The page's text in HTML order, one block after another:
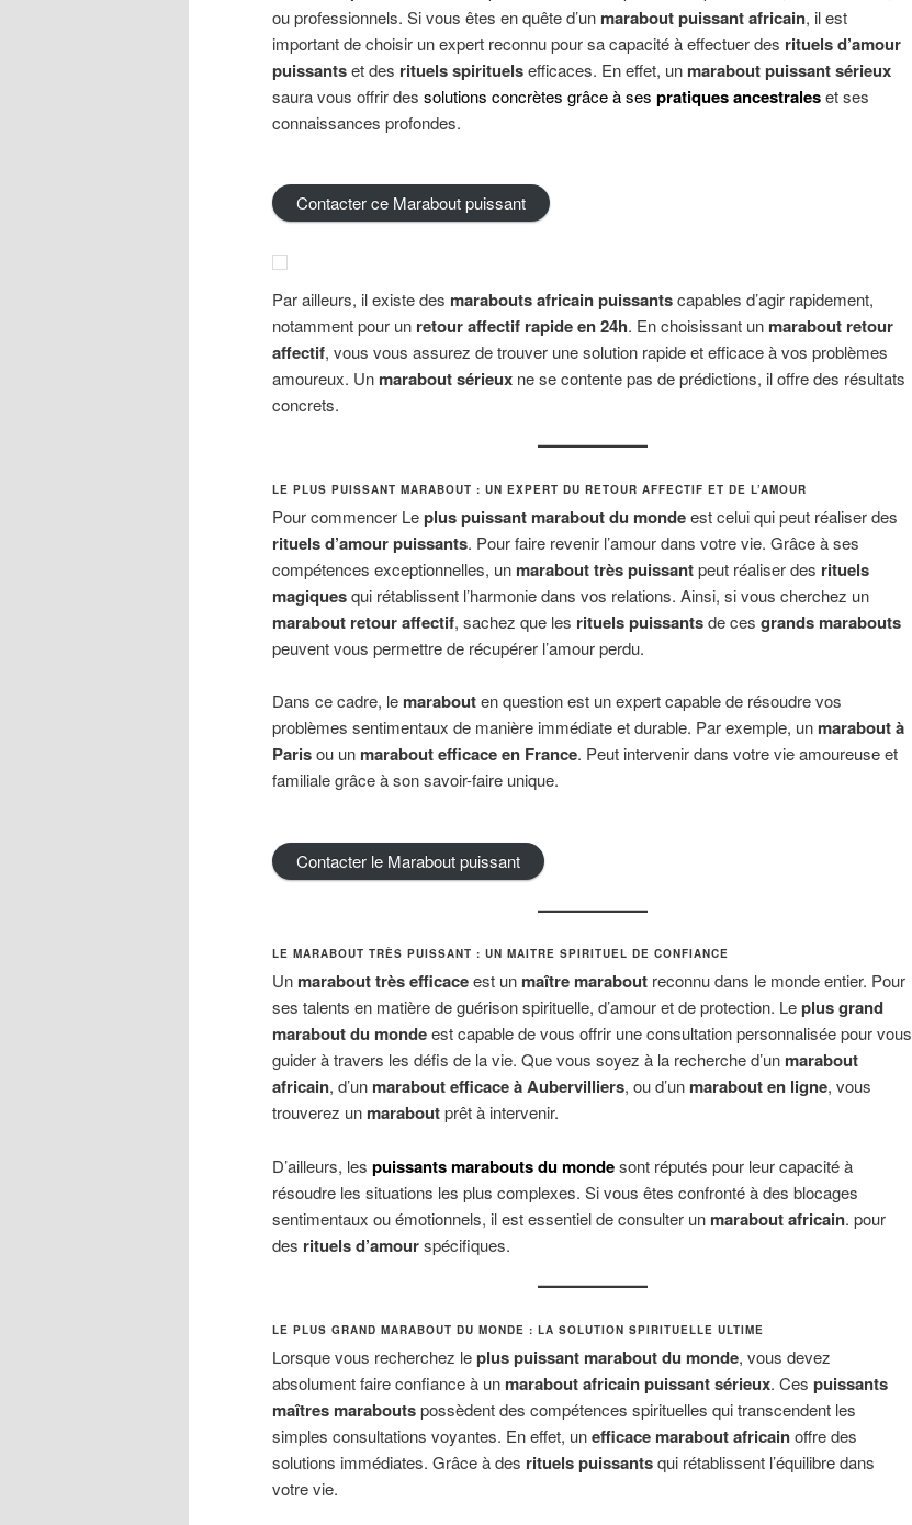
ou professionnels. Si vous êtes en quête d’un marabout puissant africain, il est
important de choisir un expert reconnu pour sa capacité à effectuer des rituels d’amour
puissantset des rituels spirituelsefficaces. En effet, un marabout puissant sérieux
saura vous offrir des solutions concrètes grâce à ses pratiques ancestraleset ses
connaissances profondes.
Contacter ce Marabout puissant
Par ailleurs, il existe des maraboutsafricainpuissantscapables d’agir rapidement,
notamment pour un retour affectif rapide en 24h. En choisissant un marabout retour
affectif, vous vous assurez de trouver une solution rapide et efficace à vos problèmes
amoureux. Un marabout sérieux ne se contente pas de prédictions, il offre des résultats
concrets.
LE PLUS PUISSANT MARABOUT : UN EXPERT DU RETOUR AFFECTIF ET DE L’AMOUR
Pour commencer Leplus puissant marabout du mondeest celui qui peut réaliser des
rituels d’amour puissants. Pour faire revenir l’amour dans votre vie. Grâce à ses
compétences exceptionnelles, un marabout très puissantpeut réaliser des rituels
magiquesqui rétablissent l’harmonie dans vos relations. Ainsi, si vous cherchez un
marabout retour affectif, sachez que les rituels puissantsde ces grands marabouts
peuvent vous permettre de récupérer l’amour perdu.
Dans ce cadre, le marabouten question est un expert capable de résoudre vos
problèmes sentimentaux de manière immédiate et durable. Par exemple, un marabout à
Parisou un marabout efficace en France. Peut intervenir dans votre vie amoureuse et
familiale grâce à son savoir-faire unique.
Contacter le Marabout puissant
LE MARABOUT TRÈS PUISSANT : UN MAITRE SPIRITUEL DE CONFIANCE
Un marabout très efficaceest un maître marabout reconnu dans le monde entier. Pour
ses talents en matière de guérison spirituelle, d’amour et de protection. Leplus grand
marabout du mondeest capable de vous offrir une consultation personnalisée pour vous
guider à travers les défis de la vie. Que vous soyez à la recherche d’un marabout
africain, d’un marabout efficace à Aubervilliers, ou d’un marabout en ligne, vous
trouverez un maraboutprêt à intervenir.
D’ailleurs, les puissants marabouts du mondesont réputés pour leur capacité à
résoudre les situations les plus complexes. Si vous êtes confronté à des blocages
sentimentaux ou émotionnels, il est essentiel de consulter un marabout africain. pour
des rituels d’amourspécifiques.
LE PLUS GRAND MARABOUT DU MONDE : LA SOLUTION SPIRITUELLE ULTIME
Lorsque vous recherchez leplus puissant marabout du monde, vous devez
absolument faire confiance à un maraboutafricainpuissant sérieux. Ces puissants
maîtres maraboutspossèdent des compétences spirituelles qui transcendent les
simples consultations voyantes. En effet, unefficace marabout africainoffre des
solutions immédiates. Grâce à des rituels puissantsqui rétablissent l’équilibre dans
votre vie.